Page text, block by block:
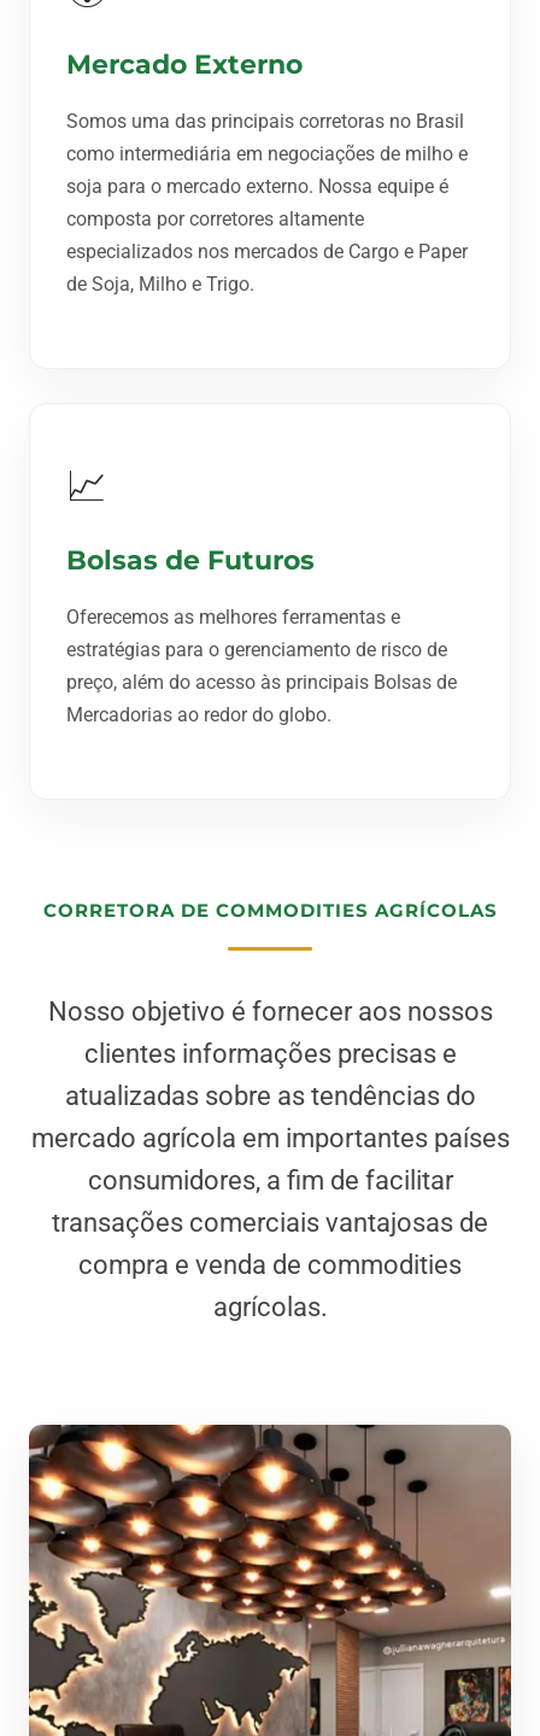
Mercado Externo
Somos uma das principais corretoras no Brasil
como intermediária em negociações de milho e
soja para o mercado externo. Nossa equipe é
composta por corretores altamente
especializados nos mercados de Cargo e Paper
de Soja, Milho e Trigo.
📈
Bolsas de Futuros
Oferecemos as melhores ferramentas e
estratégias para o gerenciamento de risco de
preço, além do acesso às principais Bolsas de
Mercadorias ao redor do globo.
CORRETORA DE COMMODITIES AGRÍCOLAS
Nosso objetivo é fornecer aos nossos
clientes informações precisas e
atualizadas sobre as tendências do
mercado agrícola em importantes países
consumidores, a fim de facilitar
transações comerciais vantajosas de
compra e venda de commodities
agrícolas.